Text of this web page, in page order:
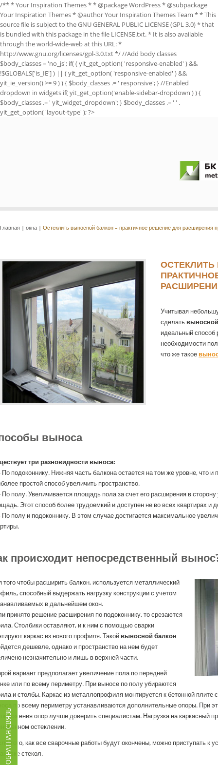
/** * Your Inspiration Themes * * @package WordPress * @subpackage
Your Inspiration Themes * @author Your Inspiration Themes Team * * This
source file is subject to the GNU GENERAL PUBLIC LICENSE (GPL 3.0) * that
is bundled with this package in the file LICENSE.txt. * It is also available
through the world-wide-web at this URL: *
http://www.gnu.org/licenses/gpl-3.0.txt */ //Add body classes
$body_classes = 'no_js'; if( ( yit_get_option( 'responsive-enabled' ) &&
!$GLOBALS['is_IE'] ) || ( yit_get_option( 'responsive-enabled' ) &&
yit_ie_version() >= 9 ) ) { $body_classes .= ' responsive'; } //Enabled
dropdown in widgets if( yit_get_option('enable-sidebar-dropdown') ) {
$body_classes .= ' yit_widget_dropdown'; } $body_classes .= ' ' .
yit_get_option( 'layout-type' ); ?>
Главная | окна | Остеклить выносной балкон – практичное решение для расширения
Учитывая
сделать
идеальный способ
необходимости
что же такое
выноса
три разновидности выноса:
подоконнику. Нижняя часть балкона остается на том же уровне, что
простой способ увеличить пространство.
полу. Увеличивается площадь пола за счет его расширения в
Этот способ более трудоемкий и доступен не во всех квартирах и
полу и подоконнику. В этом случае достигается максимальное
происходит непосредственный
того чтобы расширить балкон, используется металлический
способный выдержать нагрузку конструкции с учетом
в дальнейшем окон.
принято решение расширения по подоконнику, то срезаются
Столбики оставляют, и к ним с помощью сварки
каркас из нового профиля. Такой выносной балкон
дешевле, однако и пространство на нем будет
незначительно и лишь в верхней части.
вариант предполагает увеличение пола по передней
или по всему периметру. При выносе по полу убираются
и столбы. Каркас из металлопрофиля монтируется к бетонной плите
по всему периметру устанавливаются дополнительные опоры. При
опор лучше доверить специалистам. Нагрузка на каркасный
остеклении.
того, как все сварочные работы будут окончены, можно приступать к
стекол.
ОБРАТНАЯ СВЯЗЬ